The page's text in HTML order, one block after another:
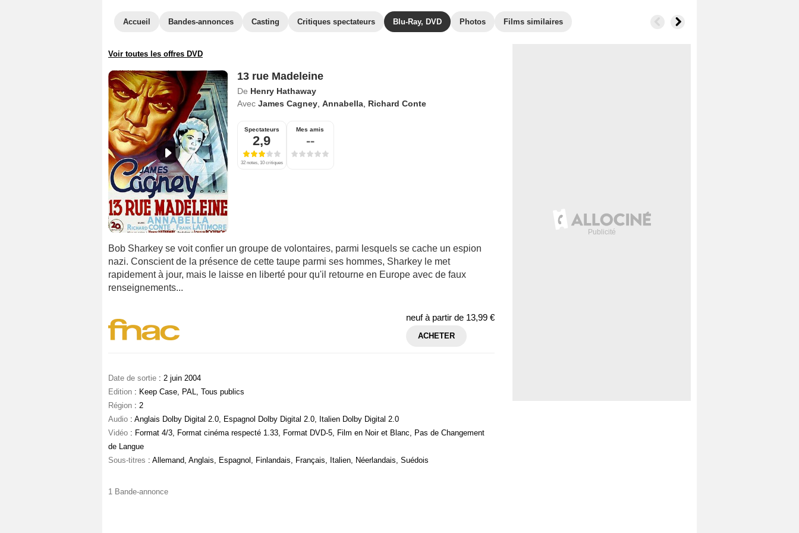
Accueil Bandes-annonces Casting Critiques spectateurs Blu-Ray, DVD Photos Films similaires
Voir toutes les offres DVD
13 rue Madeleine
De Henry Hathaway
Avec James Cagney, Annabella, Richard Conte
Spectateurs
2,9
32 notes, 10 critiques
Mes amis
--
Bob Sharkey se voit confier un groupe de volontaires, parmi lesquels se cache un espion
nazi. Conscient de la présence de cette taupe parmi ses hommes, Sharkey le met
rapidement à jour, mais le laisse en liberté pour qu'il retourne en Europe avec de faux
renseignements...
neuf à partir de 13,99 €
ACHETER
Date de sortie : 2 juin 2004
Edition : Keep Case, PAL, Tous publics
Région : 2
Audio : Anglais Dolby Digital 2.0, Espagnol Dolby Digital 2.0, Italien Dolby Digital 2.0
Vidéo : Format 4/3, Format cinéma respecté 1.33, Format DVD-5, Film en Noir et Blanc, Pas de Changement
de Langue
Sous-titres : Allemand, Anglais, Espagnol, Finlandais, Français, Italien, Néerlandais, Suédois
1 Bande-annonce